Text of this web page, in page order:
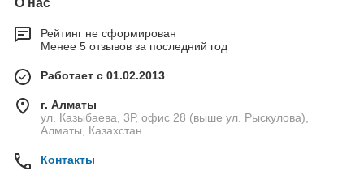
Рейтинг не сформирован
Менее 5 отзывов за последний год
Работает с 01.02.2013
г. Алматы
ул. Казыбаева, 3Р, офис 28 (выше ул. Рыскулова),
Алматы, Казахстан
Контакты